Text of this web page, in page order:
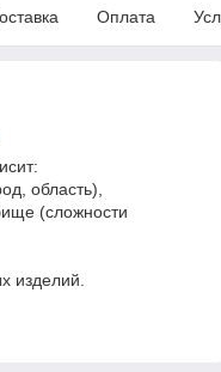
Оплата
область),
(сложности
изделий.